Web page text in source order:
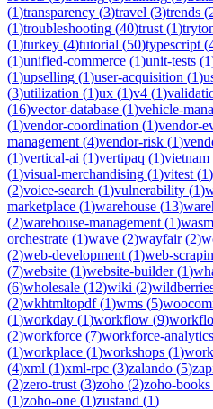
(1)transparency (3)travel (3)trends (
(1)troubleshooting (40)trust (1)
(1)turkey (4)tutorial (50)typescript (
(1)unified-commerce (1)unit-tests (1
(1)upselling (1)user-acquisition (1)
(3)utilization (1)ux (1)v4 (1)
(16)vector-database (1)vehicle-
(1)vendor-coordination (1)vendor-
management (4)vendor-risk (1)
(1)vertical-ai (1)vertipaq (1)vietnam
(1)visual-merchandising (1)vitest (1)
(2)voice-search (1)vulnerability (1)
marketplace (1)warehouse (13)
(2)warehouse-management (1)wasm
orchestrate (1)wave (2)wayfair(2)
(2)web-development (1)web-
(7)website (1)website-builder(1)
(6)wholesale (12)wiki (2)
(2)wkhtmltopdf(1)wms (5)
(1)workday (1)workflow (9)
(2)workforce (7)workforce-analytics
(1)workplace (1)workshops (1)
(4)xml (1)xml-rpc (3)zalando (5)
(2)zero-trust (3)zoho (2)zoho-books
(1)zoho-one (1)zustand (1)